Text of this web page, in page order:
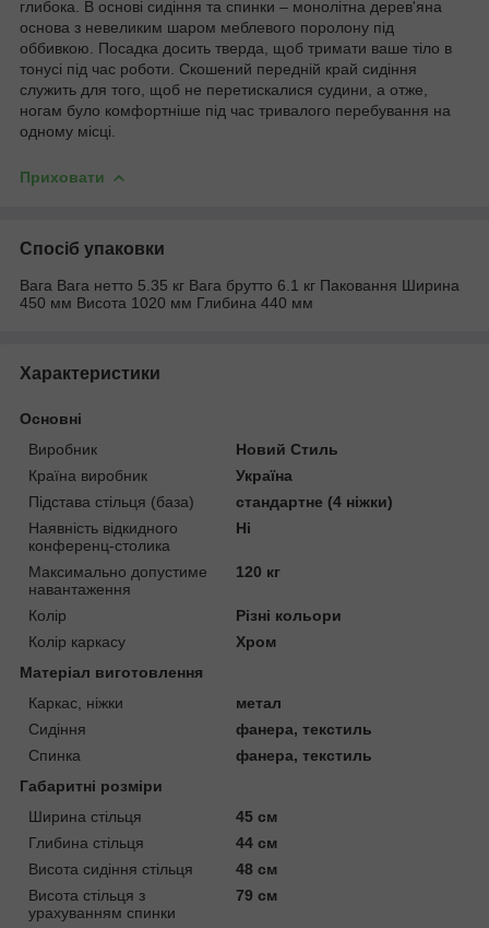
глибока. В основі сидіння та спинки – монолітна дерев'яна
основа з невеликим шаром меблевого поролону під
оббивкою. Посадка досить тверда, щоб тримати ваше тіло в
тонусі під час роботи. Скошений передній край сидіння
служить для того, щоб не перетискалися судини, а отже,
ногам було комфортніше під час тривалого перебування на
одному місці.
Приховати
Спосіб упаковки
Вага Вага нетто 5.35 кг Вага брутто 6.1 кг Паковання Ширина
450 мм Висота 1020 мм Глибина 440 мм
Характеристики
Основні
Виробник
Новий Стиль
Країна виробник
Україна
Підстава стільця (база)
стандартне (4 ніжки)
Наявність відкидного
конференц-столика
Ні
Максимально допустиме
навантаження
120 кг
Колір
Різні кольори
Колір каркасу
Хром
Матеріал виготовлення
Каркас, ніжки
метал
Сидіння
фанера, текстиль
Спинка
фанера, текстиль
Габаритні розміри
Ширина стільця
45 см
Глибина стільця
44 см
Висота сидіння стільця
48 см
Висота стільця з
урахуванням спинки
79 см